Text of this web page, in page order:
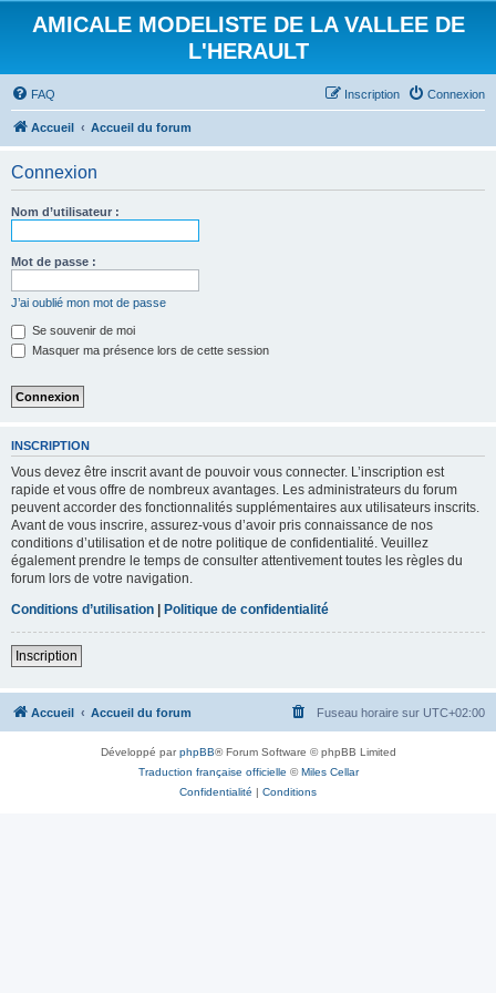
AMICALE MODELISTE DE LA VALLEE DE
L'HERAULT
FAQ Connexion
Inscription
Accueil Accueil du forum
Connexion
Nom d’utilisateur :
Mot de passe :
J’ai oublié mon mot de passe
Se souvenir de moi
Masquer ma présence lors de cette session
INSCRIPTION
Vous devez être inscrit avant de pouvoir vous connecter. L’inscription est
rapide et vous offre de nombreux avantages. Les administrateurs du forum
peuvent accorder des fonctionnalités supplémentaires aux utilisateurs inscrits.
Avant de vous inscrire, assurez-vous d’avoir pris connaissance de nos
conditions d’utilisation et de notre politique de confidentialité. Veuillez
également prendre le temps de consulter attentivement toutes les règles du
forum lors de votre navigation.
Conditions d’utilisation | Politique de confidentialité
Inscription
Accueil Accueil du forum Fuseau horaire sur UTC+02:00
Développé parphpBB® Forum Software © phpBB Limited
Traduction française officielle ©Miles Cellar
Confidentialité | Conditions